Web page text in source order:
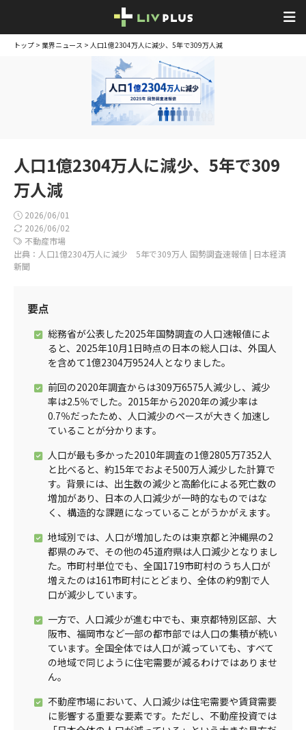
トップ > 業界ニュース > 人口1億2304万人に減少、5年で309万人減
人口1億2304万人に減少、5年で309
万人減
2026/06/01
2026/06/02
不動産市場
出典：人口1億2304万人に減少 5年で309万人 国勢調査速報値 | 日本経済
新聞
要点
総務省が公表した2025年国勢調査の人口速報値によ
ると、2025年10月1日時点の日本の総人口は、外国人
を含めて1億2304万9524人となりました。
前回の2020年調査からは309万6575人減少し、減少
率は2.5％でした。2015年から2020年の減少率は
0.7％だったため、人口減少のペースが大きく加速し
ていることが分かります。
人口が最も多かった2010年調査の1億2805万7352人
と比べると、約15年でおよそ500万人減少した計算で
す。背景には、出生数の減少と高齢化による死亡数の
増加があり、日本の人口減少が一時的なものではな
く、構造的な課題になっていることがうかがえます。
地域別では、人口が増加したのは東京都と沖縄県の2
都県のみで、その他の45道府県は人口減少となりまし
た。市町村単位でも、全国1719市町村のうち人口が
増えたのは161市町村にとどまり、全体の約9割で人
口が減少しています。
一方で、人口減少が進む中でも、東京都特別区部、大
阪市、福岡市など一部の都市部では人口の集積が続い
ています。全国全体では人口が減っていても、すべて
の地域で同じように住宅需要が減るわけではありませ
ん。
不動産市場において、人口減少は住宅需要や賃貸需要
に影響する重要な要素です。ただし、不動産投資では